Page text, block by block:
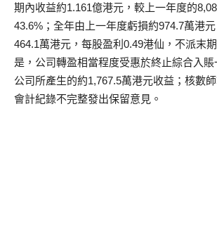
期內收益約1.161億港元，較上一年度的
43.6%；全年由上一年度虧損約974.7萬港
464.1萬港元，每股盈利0.49港仙，不派末
是，公司轉盈相當程度受惠於終止綜合入
公司所產生的約1,767.5萬港元收益；核數
會計紀錄不完整發出保留意見。